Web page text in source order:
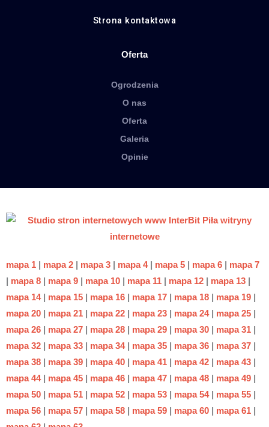
Strona kontaktowa
Oferta
Ogrodzenia
O nas
Oferta
Galeria
Opinie
mapa 1 mapa 2 mapa 3 mapa 4| mapa 5 mapa 6
mapa 7
mapa 8 mapa 9 mapa 10 mapa 11 mapa 12 mapa 13
mapa 14| mapa 15 mapa 16 mapa 17 mapa 18 mapa 19
mapa 20
mapa 21 mapa 22 mapa 23 mapa 24| mapa 25
mapa 26
mapa 27 mapa 28 mapa 29 mapa 30 mapa 31
mapa 32
mapa 33 mapa 34| mapa 35 mapa 36 mapa 37
mapa 38
mapa 39 mapa 40 mapa 41 mapa 42 mapa 43
mapa 44| mapa 45 mapa 46 mapa 47 mapa 48 mapa 49
mapa 50
mapa 51 mapa 52 mapa 53 mapa 54| mapa 55
mapa 56
mapa 57 mapa 58 mapa 59 mapa 60 mapa 61